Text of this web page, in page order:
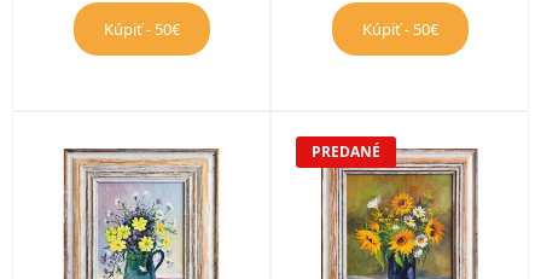
Kúpiť - 50€ Kúpiť - 50€
PREDANÉ